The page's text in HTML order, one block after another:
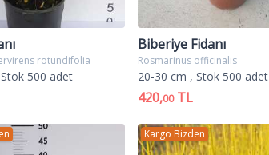
rotundifolia
500 adet
Biberiye Fidanı
Rosmarinus officinalis
20-30 cm , Stok 500 adet
420,00TL
Kargo Bizden